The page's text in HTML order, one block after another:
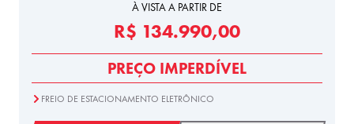
À VISTA A PARTIR DE
R$ 134.990,00
PREÇO IMPERDÍVEL
FREIO DE ESTACIONAMENTO ELETRÔNICO